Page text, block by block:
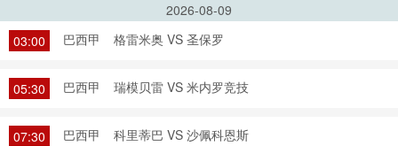
2026-08-09
03:00
巴西甲 格雷米奥 VS 圣保罗
05:30 巴西甲 瑞模贝雷 VS 米内罗竞技
07:30 巴西甲 科里蒂巴 VS 沙佩科恩斯